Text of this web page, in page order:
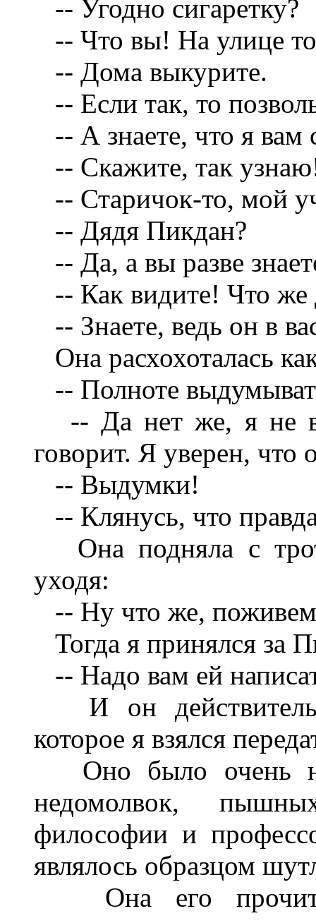
-- Угодно сигаретку?
-- Что вы! На улице
-- Дома выкурите.
-- Если так, то
-- А знаете, что я вам
-- Скажите, так
-- Старичок-то, мой
-- Дядя Пикдан?
-- Да, а вы разве
-- Как видите! Что же
-- Знаете, ведь он в
Она расхохоталась
-- Полноте
-- Да нет же, я не
говорит. Я уверен, что
-- Выдумки!
-- Клянусь, что
Она подняла с
уходя:
-- Ну что же,
Тогда я принялся за
-- Надо вам ей
И он
которое я взялся
Оно было очень
недомолвок,
философии и
являлось образцом
Она его